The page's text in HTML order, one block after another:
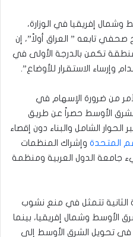
إفريقيا في الوزارة،
تابعه ” العراق أولاً”، إن
تكمن بالدرجة الأولى في
الاستقرار للأوضاع”.
من ضرورة الإسهام في
الأوسط حصراً عن طريق
الحوار الشامل والبناء دون إقصاء
المتحدة وإشراك المنظمات
جامعة الدول العربية ومنظمة
تتمثل في منع نشوب
الأوسط وشمال إفريقيا، بينما
في تحويل الشرق الأوسط إلى